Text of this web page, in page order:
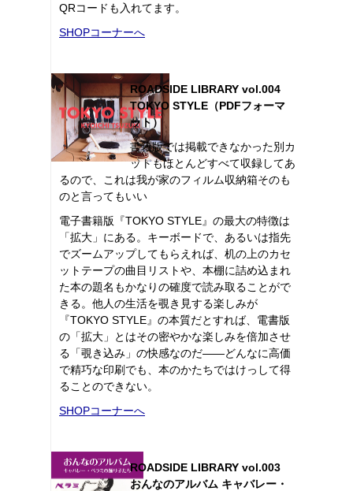
QRコードも入れてます。
SHOPコーナーへ
ROADSIDE LIBRARY vol.004
TOKYO STYLE（PDFフォーマ
ット）
書籍版では掲載できなかった別カ
ットもほとんどすべて収録してあ
るので、これは我が家のフィルム収納箱そのも
のと言ってもいい
電子書籍版『TOKYO STYLE』の最大の特徴は
「拡大」にある。キーボードで、あるいは指先
でズームアップしてもらえれば、机の上のカセ
ットテープの曲目リストや、本棚に詰め込まれ
た本の題名もかなりの確度で読み取ることがで
きる。他人の生活を覗き見する楽しみが
『TOKYO STYLE』の本質だとすれば、電書版
の「拡大」とはその密やかな楽しみを倍加させ
る「覗き込み」の快感なのだ――どんなに高価
で精巧な印刷でも、本のかたちではけっして得
ることのできない。
SHOPコーナーへ
ROADSIDE LIBRARY vol.003
おんなのアルバム キャバレー・